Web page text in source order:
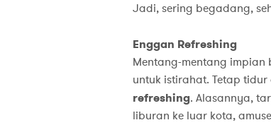
Jadi, sering begadang,
Enggan Refreshing
Mentang-mentang impian
untuk istirahat. Tetap
refreshing. Alasannya,
liburan ke luar kota,